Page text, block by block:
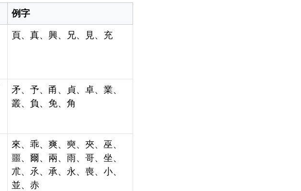
例字
頁、真、興、兄、見、充
矛、予、甬、貞、卓、業、
叢、負、免、角
來、乖、爽、奭、夾、巫、
噩、爾、兩、雨、哥、坐、
朮、氶、承、永、喪、小、
並、赤